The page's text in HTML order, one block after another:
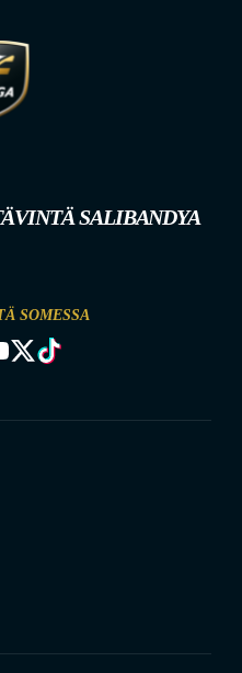
SALIBANDYA
SOMESSA